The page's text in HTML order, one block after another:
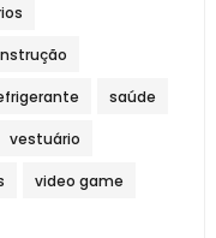
saúde
vestuário
video game